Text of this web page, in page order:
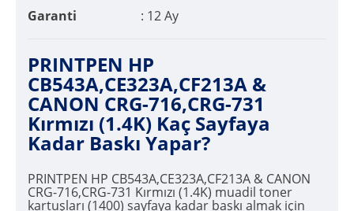
Garanti
: 12 Ay
PRINTPEN HP
CB543A,CE323A,CF213A &
CANON CRG-716,CRG-731
Kırmızı (1.4K) Kaç Sayfaya
Kadar Baskı Yapar?
PRINTPEN HP CB543A,CE323A,CF213A & CANON
CRG-716,CRG-731 Kırmızı (1.4K) muadil toner
kartuşları (1400) sayfaya kadar baskı almak için